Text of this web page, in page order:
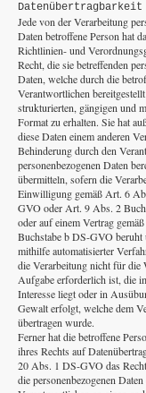
Datenübertragbarkeit
Jede von der Verarbeitung
Daten betroffene Person hat
Richtlinien- und
Recht, die sie betreffenden
Daten, welche durch die
Verantwortlichen
strukturierten, gängigen und
Format zu erhalten. Sie hat
diese Daten einem anderen
Behinderung durch den
personenbezogenen Daten
übermitteln, sofern die
Einwilligung gemäß Art. 6
GVO oder Art. 9 Abs. 2
oder auf einem Vertrag
Buchstabe b DS-GVO beruht
mithilfe automatisierter
die Verarbeitung nicht für die
Aufgabe erforderlich ist, die
Interesse liegt oder in
Gewalt erfolgt, welche dem
übertragen wurde.
Ferner hat die betroffene
ihres Rechts auf
20 Abs. 1 DS-GVO das
die personenbezogenen